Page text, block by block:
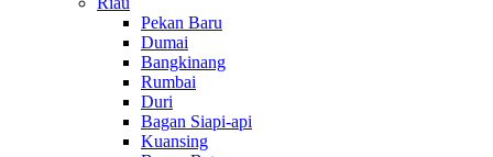
Pekan Baru
Dumai
Bangkinang
Rumbai
Duri
Bagan Siapi-api
Kuansing